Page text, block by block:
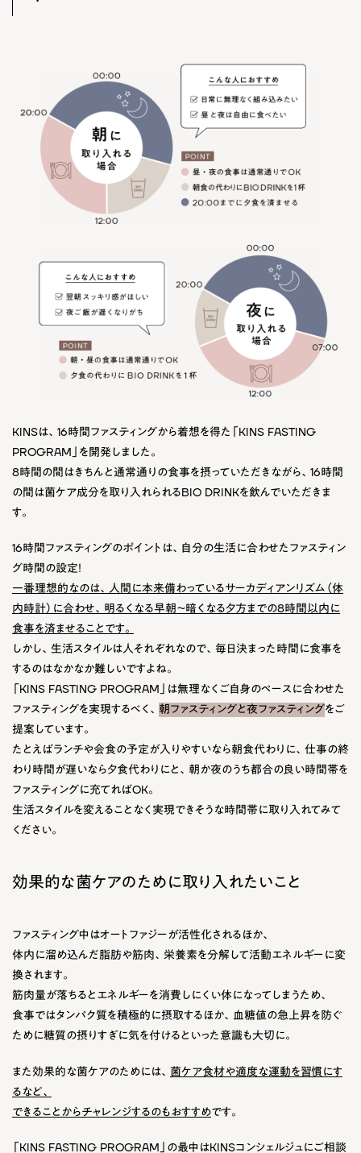
KINSは、16時間ファスティングから着想を得た「KINS FASTING
PROGRAM」を開発しました。
8時間の間はきちんと通常通りの食事を摂っていただきながら、16時間
の間は菌ケア成分を取り入れられるBIO DRINKを飲んでいただきま
す。
16時間ファスティングのポイントは、自分の生活に合わせたファスティン
グ時間の設定！
一番理想的なのは、人間に本来備わっているサーカディアンリズム（体
内時計）に合わせ、明るくなる早朝〜暗くなる夕方までの8時間以内に
食事を済ませることです。
しかし、生活スタイルは人それぞれなので、毎日決まった時間に食事を
するのはなかなか難しいですよね。
「KINS FASTING PROGRAM」は無理なくご自身のペースに合わせた
ファスティングを実現するべく、 朝ファスティングと夜ファスティングをご
提案しています。
たとえばランチや会食の予定が入りやすいなら朝食代わりに、仕事の終
わり時間が遅いなら夕食代わりにと、朝か夜のうち都合の良い時間帯を
ファスティングに充てればOK。
生活スタイルを変えることなく実現できそうな時間帯に取り入れてみて
ください。
効果的な菌ケアのために取り入れたいこと
ファスティング中はオートファジーが活性化されるほか、
体内に溜め込んだ脂肪や筋肉、栄養素を分解して活動エネルギーに変
換されます。
筋肉量が落ちるとエネルギーを消費しにくい体になってしまうため、
食事ではタンパク質を積極的に摂取するほか、血糖値の急上昇を防ぐ
ために糖質の摂りすぎに気を付けるといった意識も大切に。
また効果的な菌ケアのためには、 菌ケア食材や適度な運動を習慣にす
るなど、
できることからチャレンジするのもおすすめです。
「KINS FASTING PROGRAM」の最中はKINSコンシェルジュにご相談